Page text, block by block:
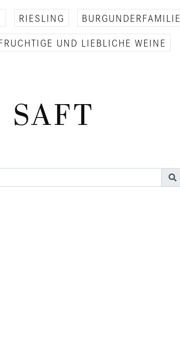
RIESLING BURGUNDERFAMILIE
UND LIEBLICHE WEINE
SAFT